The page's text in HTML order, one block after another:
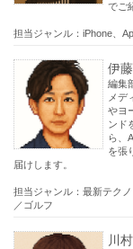
でご
担当ジャンル：iPhone、
伊藤
編集
メデ
やヨ
ンド
ら、
を張
届けします。
担当ジャンル：最新テク
／ゴルフ
川村